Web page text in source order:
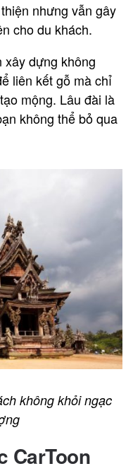
nhưng vẫn gây
cho du khách.
dựng không
liên kết gỗ mà chỉ
mộng. Lâu đài là
không thể bỏ qua
không khỏi ngạc
CarToon